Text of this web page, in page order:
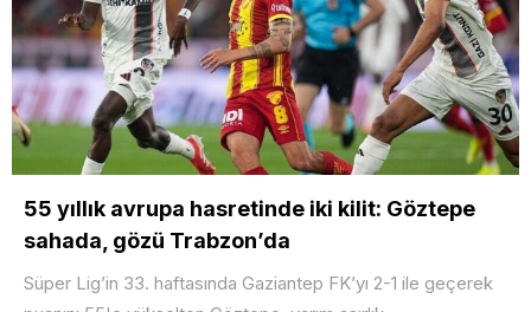
55 yıllık avrupa hasretinde iki kilit: Göztepe
sahada, gözü Trabzon’da
Süper Lig’in 33. haftasında Gaziantep FK’yı 2-1 ile geçerek